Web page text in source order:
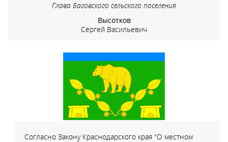
Глава Баговского сельского поселения
Высотков
Сергей Васильевич
Согласно Закону Краснодарского края "О местном